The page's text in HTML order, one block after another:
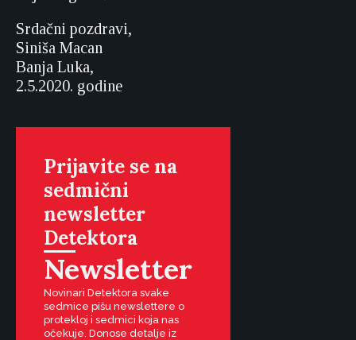
Srdačni pozdravi,
Siniša Macan
Banja Luka,
2.5.2020. godine
Prijavite se na
sedmični
newsletter
Detektora
Newsletter
Novinari Detektora svake
sedmice pišu newslettere o
protekloj i sedmici koja nas
očekuje. Donose detalje iz